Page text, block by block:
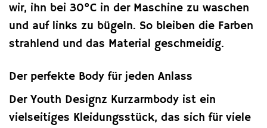
wir, ihn bei 30°C in der Maschine zu waschen
und auf links zu bügeln. So bleiben die Farben
strahlend und das Material geschmeidig.
Der perfekte Body für jeden Anlass
Der Youth Designz Kurzarmbody ist ein
vielseitiges Kleidungsstück, das sich für viele